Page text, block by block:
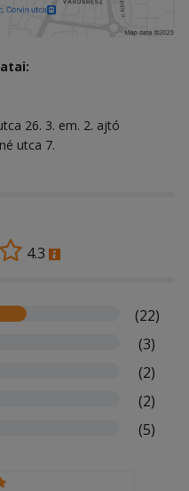
26. 3. em. 2. ajtó
utca 7.
4.3
(22)
(3)
(2)
(2)
(5)